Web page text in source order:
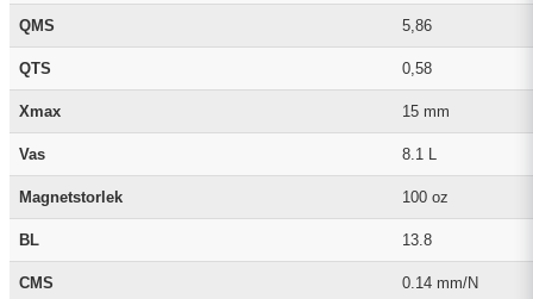
QMS 5,86
QTS 0,58
Xmax 15 mm
Vas 8.1 L
Magnetstorlek 100 oz
BL 13.8
CMS 0.14 mm/N